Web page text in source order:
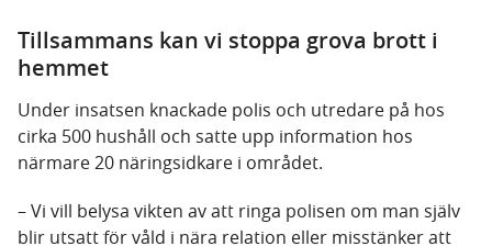
Tillsammans kan vi stoppa grova brott i
hemmet
Under insatsen knackade polis och utredare på hos
cirka 500 hushåll och satte upp information hos
närmare 20 näringsidkare i området.
– Vi vill belysa vikten av att ringa polisen om man själv
blir utsatt för våld i nära relation eller misstänker att